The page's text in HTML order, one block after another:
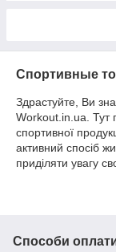
Спортивные
Здрастуйте, Ви
Workout.in.ua. Тут
спортивної
активний спосіб
приділяти увагу
успіхів,
Способи